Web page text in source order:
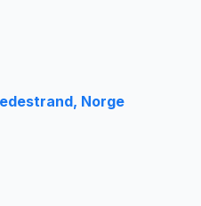
Norge